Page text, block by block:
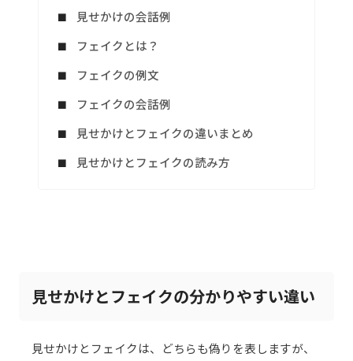
見せかけの会話例
フェイクとは？
フェイクの例文
フェイクの会話例
見せかけとフェイクの違いまとめ
見せかけとフェイクの読み方
見せかけとフェイクの分かりやすい違い
見せかけとフェイクは、どちらも偽りを表しますが、